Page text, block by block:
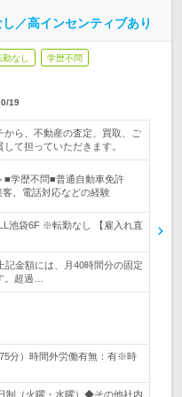
／高インセンティブあり
勤なし 学歴不問
19
ら、不動産の査定、買取、ご
て担っていただきます。
■学歴不問■普通自動車免許
客、電話対応などの経験
池袋6F ※転勤なし 【雇入れ直
金額には、月40時間分の固定
。超過…
分）時間外労働有無：有※時
制（火曜・水曜）◆その他社内